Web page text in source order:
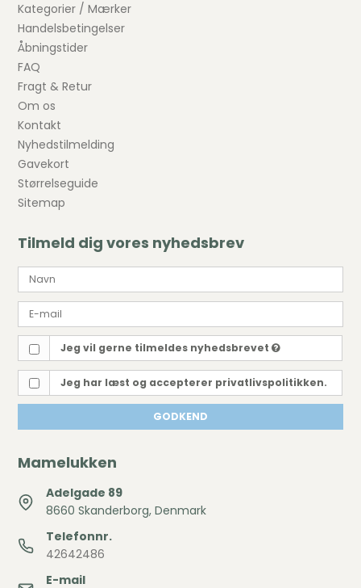
Kategorier / Mærker
Handelsbetingelser
Åbningstider
FAQ
Fragt & Retur
Om os
Kontakt
Nyhedstilmelding
Gavekort
Størrelseguide
Sitemap
Tilmeld dig vores nyhedsbrev
Jeg vil gerne tilmeldes nyhedsbrevet
Jeg har læst og accepterer privatlivspolitikken.
GODKEND
Mamelukken
Adelgade 89
8660 Skanderborg, Denmark
Telefonnr.
42642486
E-mail